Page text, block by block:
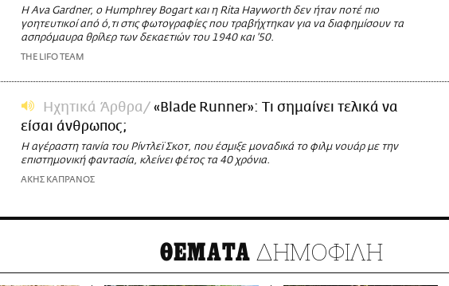
Η Ava Gardner, ο Humphrey Bogart και η Rita Hayworth δεν ήταν ποτέ πιο
γοητευτικοί από ό,τι στις φωτογραφίες που τραβήχτηκαν για να διαφημίσουν τα
ασπρόμαυρα θρίλερ των δεκαετιών του 1940 και '50.
THE LIFO TEAM
Ηχητικά Άρθρα
«Blade Runner»: Τι σημαίνει τελικά να
είσαι άνθρωπος;
H αγέραστη ταινία του Ρίντλεϊ Σκοτ, που έσμιξε μοναδικά το φιλμ νουάρ με την
επιστημονική φαντασία, κλείνει φέτος τα 40 χρόνια.
ΑΚΗΣ ΚΑΠΡΑΝΟΣ
ΘΕΜΑΤΑ ΔΗΜΟΦΙΛΗ